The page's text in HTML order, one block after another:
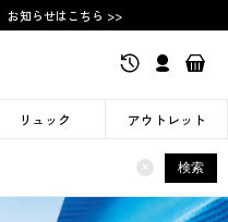
お知らせはこちら >>
リュック アウトレット
× 検索